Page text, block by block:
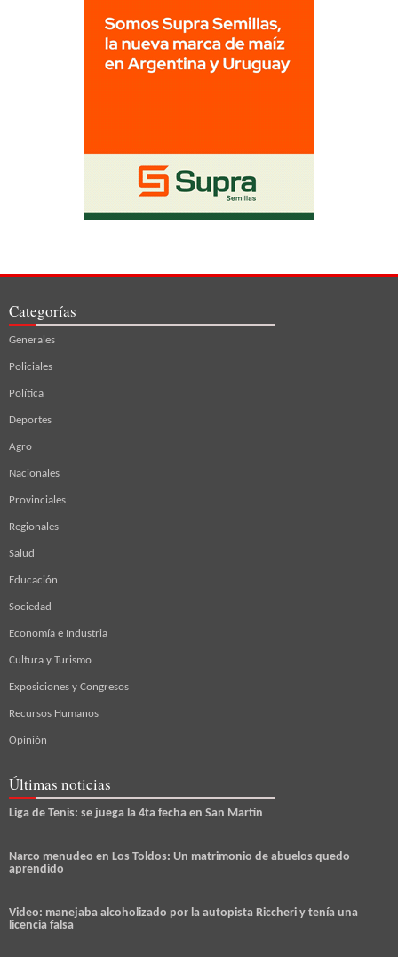
Categorías
Generales
Policiales
Política
Deportes
Agro
Nacionales
Provinciales
Regionales
Salud
Educación
Sociedad
Economía e Industria
Cultura y Turismo
Exposiciones y Congresos
Recursos Humanos
Opinión
Últimas noticias
Liga de Tenis: se juega la 4ta fecha en San Martín
Narco menudeo en Los Toldos: Un matrimonio de abuelos quedo
aprendido
Video: manejaba alcoholizado por la autopista Riccheri y tenía una
licencia falsa